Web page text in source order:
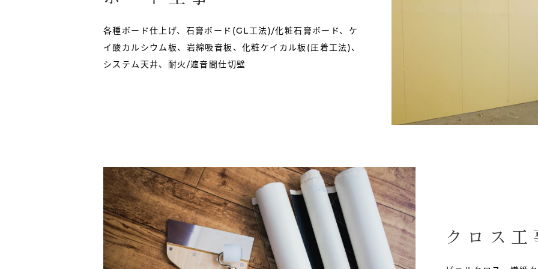
各種ボード仕上げ、石膏ボード(GL工法)/化粧石膏ボード、ケ
イ酸カルシウム板、岩綿吸音板、化粧ケイカル板(圧着工法)、
システム天井、耐火/遮音間仕切壁
クロス工